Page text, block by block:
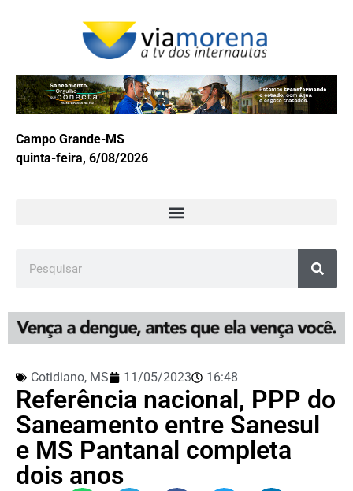
Campo Grande-MS
quinta-feira, 6/08/2026
Cotidiano, MS 11/05/2023 16:48
Referência nacional, PPP do
Saneamento entre Sanesul
e MS Pantanal completa
dois anos